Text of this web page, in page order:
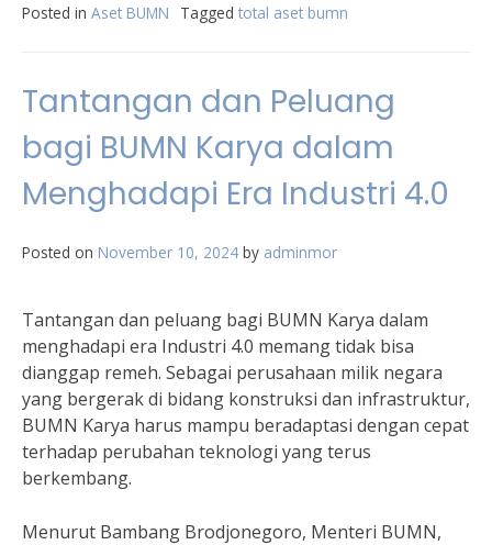
Posted in Aset BUMN Tagged total aset bumn
Tantangan dan Peluang
bagi BUMN Karya dalam
Menghadapi Era Industri 4.0
Posted on November 10, 2024 by adminmor
Tantangan dan peluang bagi BUMN Karya dalam
menghadapi era Industri 4.0 memang tidak bisa
dianggap remeh. Sebagai perusahaan milik negara
yang bergerak di bidang konstruksi dan infrastruktur,
BUMN Karya harus mampu beradaptasi dengan cepat
terhadap perubahan teknologi yang terus
berkembang.
Menurut Bambang Brodjonegoro, Menteri BUMN,